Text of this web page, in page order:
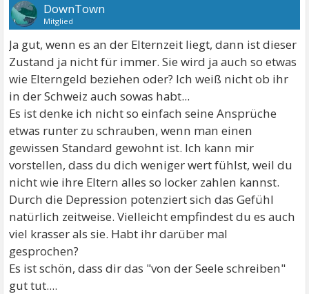
DownTown
Mitglied
Ja gut, wenn es an der Elternzeit liegt, dann ist dieser
Zustand ja nicht für immer. Sie wird ja auch so etwas
wie Elterngeld beziehen oder? Ich weiß nicht ob ihr
in der Schweiz auch sowas habt...
Es ist denke ich nicht so einfach seine Ansprüche
etwas runter zu schrauben, wenn man einen
gewissen Standard gewohnt ist. Ich kann mir
vorstellen, dass du dich weniger wert fühlst, weil du
nicht wie ihre Eltern alles so locker zahlen kannst.
Durch die Depression potenziert sich das Gefühl
natürlich zeitweise. Vielleicht empfindest du es auch
viel krasser als sie. Habt ihr darüber mal
gesprochen?
Es ist schön, dass dir das "von der Seele schreiben"
gut tut....